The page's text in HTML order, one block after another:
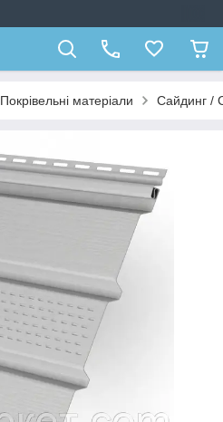
Покрівельні матеріали Сайдинг /